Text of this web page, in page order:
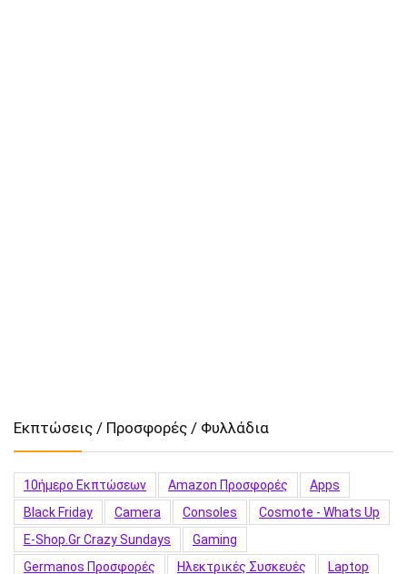
Εκπτώσεις / Προσφορές / Φυλλάδια
10ήμερο Εκπτώσεων Amazon Προσφορές
Apps
Black Friday
Camera Consoles
Cosmote - Whats Up
E-Shop.gr Crazy Sundays
Gaming
Germanos Προσφορές
Hλεκτρικές Συσκευές
Laptop